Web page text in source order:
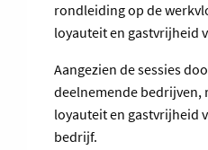
rondleiding op de
loyauteit en gastvrijheid
Aangezien de sessies
deelnemende bedrijven,
loyauteit en gastvrijheid
bedrijf.